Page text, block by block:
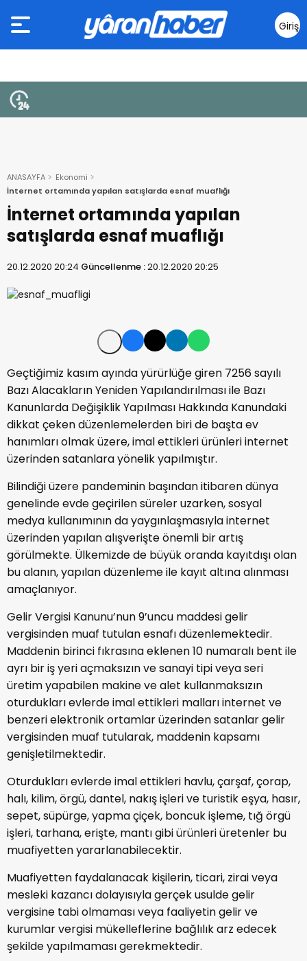
Giriş
Yap
ANASAYFA
Ekonomi
İnternet ortamında yapılan satışlarda esnaf muaflığı
İnternet ortamında yapılan
satışlarda esnaf muaflığı
20.12.2020 20:24 Güncellenme :20.12.2020 20:25
Geçtiğimiz kasım ayında yürürlüğe giren 7256 sayılı
Bazı Alacakların Yeniden Yapılandırılması ile Bazı
Kanunlarda Değişiklik Yapılması Hakkında Kanundaki
dikkat çeken düzenlemelerden biri de başta ev
hanımları olmak üzere, imal ettikleri ürünleri internet
üzerinden satanlara yönelik yapılmıştır.
Bilindiği üzere pandeminin başından itibaren dünya
genelinde evde geçirilen süreler uzarken, sosyal
medya kullanımının da yaygınlaşmasıyla internet
üzerinden yapılan alışverişte önemli bir artış
görülmekte. Ülkemizde de büyük oranda kayıtdışı olan
bu alanın, yapılan düzenleme ile kayıt altına alınması
amaçlanıyor.
Gelir Vergisi Kanunu’nun 9’uncu maddesi gelir
vergisinden muaf tutulan esnafı düzenlemektedir.
Maddenin birinci fıkrasına eklenen 10 numaralı bent ile
ayrı bir iş yeri açmaksızın ve sanayi tipi veya seri
üretim yapabilen makine ve alet kullanmaksızın
oturdukları evlerde imal ettikleri malları internet ve
benzeri elektronik ortamlar üzerinden satanlar gelir
vergisinden muaf tutularak, maddenin kapsamı
genişletilmektedir.
Oturdukları evlerde imal ettikleri havlu, çarşaf, çorap,
halı, kilim, örgü, dantel, nakış işleri ve turistik eşya, hasır,
sepet, süpürge, yapma çiçek, boncuk işleme, tığ örgü
işleri, tarhana, erişte, mantı gibi ürünleri üretenler bu
muafiyetten yararlanabilecektir.
Muafiyetten faydalanacak kişilerin, ticari, zirai veya
mesleki kazancı dolayısıyla gerçek usulde gelir
vergisine tabi olmaması veya faaliyetin gelir ve
kurumlar vergisi mükelleflerine bağlılık arz edecek
şekilde yapılmaması gerekmektedir.